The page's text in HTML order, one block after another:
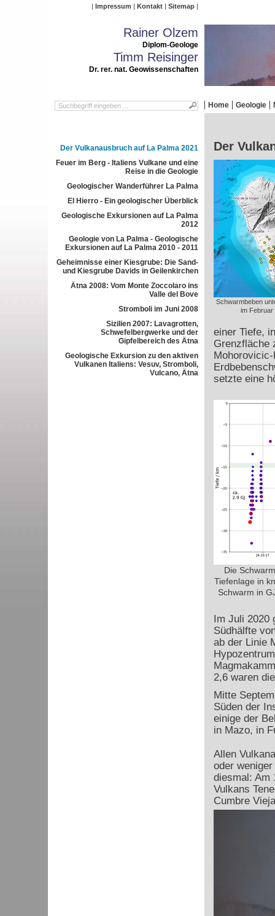
Impressum Kontakt Sitemap
Rainer Olzem
Diplom-Geologe
Timm Reisinger
Dr. rer. nat. Geowissenschaften
Home Geologie
Der Vulkanausbruch auf La Palma 2021
Feuer im Berg - Italiens Vulkane und eine
Reise in die Geologie
Geologischer Wanderführer La Palma
El Hierro - Ein geologischer Überblick
Geologische Exkursionen auf La Palma
2012
Geologie von La Palma - Geologische
Exkursionen auf La Palma 2010 - 2011
Geheimnisse einer Kiesgrube: Die Sand-
und Kiesgrube Davids in Geilenkirchen
Ätna 2008: Vom Monte Zoccolaro ins
Valle del Bove
Stromboli im Juni 2008
Sizilien 2007: Lavagrotten,
Schwefelbergwerke und der
Gipfelbereich des Ätna
Geologische Exkursion zu den aktiven
Vulkanen Italiens: Vesuv, Stromboli,
Vulcano, Ätna
Der
Schwarmbeben
im
einer Tiefe,
Grenzfläche
setzte eine
Die
Tiefenlage in
Schwarm in
Im Juli 2020
Südhälfte
ab der Linie
2,6 waren
Mitte
Süden der
einige der
in Mazo, in
Allen
oder
diesmal: Am
Vulkans
Cumbre